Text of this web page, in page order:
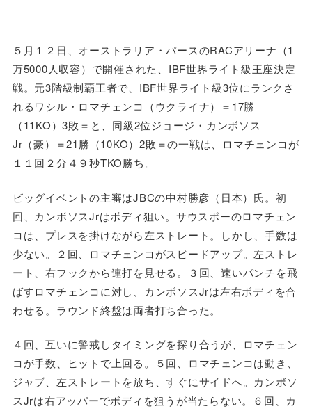
５月１２日、オーストラリア・パースのRACアリーナ（1
万5000人収容）で開催された、IBF世界ライト級王座決定
戦。元3階級制覇王者で、IBF世界ライト級3位にランクさ
れるワシル・ロマチェンコ（ウクライナ）＝17勝
（11KO）3敗＝と、同級2位ジョージ・カンボソス
Jr（豪）＝21勝（10KO）2敗＝の一戦は、ロマチェンコが
１１回２分４９秒TKO勝ち。
ビッグイベントの主審はJBCの中村勝彦（日本）氏。初
回、カンボソスJrはボディ狙い。サウスポーのロマチェン
コは、プレスを掛けながら左ストレート。しかし、手数は
少ない。２回、ロマチェンコがスピードアップ。左ストレ
ート、右フックから連打を見せる。３回、速いパンチを飛
ばすロマチェンコに対し、カンボソスJrは左右ボディを合
わせる。ラウンド終盤は両者打ち合った。
４回、互いに警戒しタイミングを探り合うが、ロマチェン
コが手数、ヒットで上回る。５回、ロマチェンコは動き、
ジャブ、左ストレートを放ち、すぐにサイドへ。カンボソ
スJrは右アッパーでボディを狙うが当たらない。６回、カ